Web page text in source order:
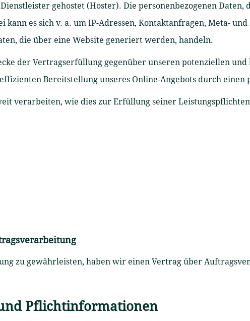
gehostet (Hoster). Die personenbezogenen
kann es sich v. a. um IP-Adressen, Kontaktanfragen, Meta-
die über eine Website generiert werden, handeln.
der Vertragserfüllung gegenüber unseren potenziellen
Bereitstellung unseres Online-Angebots durch einen
verarbeiten, wie dies zur Erfüllung seiner
zu gewährleisten, haben wir einen Vertrag über
Pflicht­informationen